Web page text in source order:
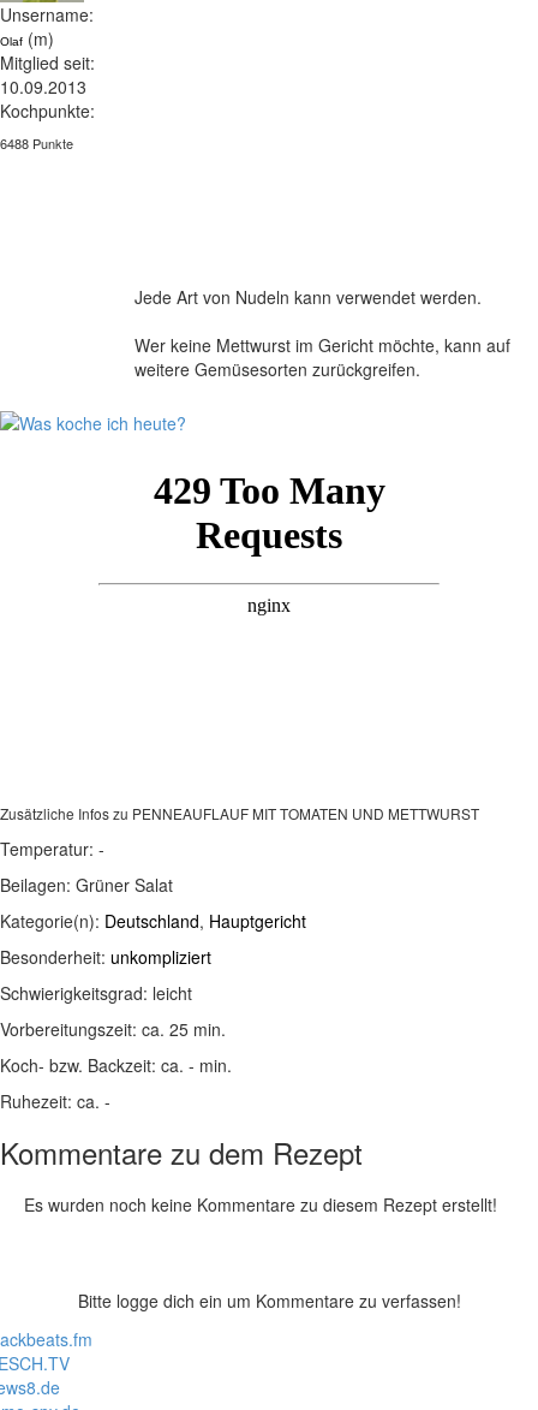
Unsername:
Olaf (m)
Mitglied seit:
10.09.2013
Kochpunkte:
6488 Punkte
Jede Art von Nudeln kann verwendet werden.
Wer keine Mettwurst im Gericht möchte, kann auf
weitere Gemüsesorten zurückgreifen.
Zusätzliche Infos zu PENNEAUFLAUF MIT TOMATEN UND METTWURST
Temperatur: -
Beilagen: Grüner Salat
Kategorie(n): Deutschland, Hauptgericht
Besonderheit: unkompliziert
Schwierigkeitsgrad: leicht
Vorbereitungszeit: ca. 25 min.
Koch- bzw. Backzeit: ca. - min.
Ruhezeit: ca. -
Kommentare zu dem Rezept
Es wurden noch keine Kommentare zu diesem Rezept erstellt!
Bitte logge dich ein um Kommentare zu verfassen!